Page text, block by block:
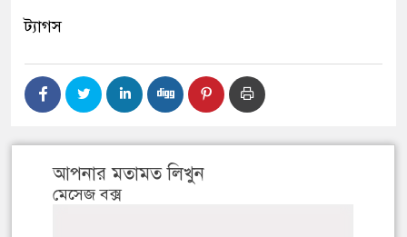
ট্যাগস
আপনার মতামত লিখুন
মেসেজ বক্স